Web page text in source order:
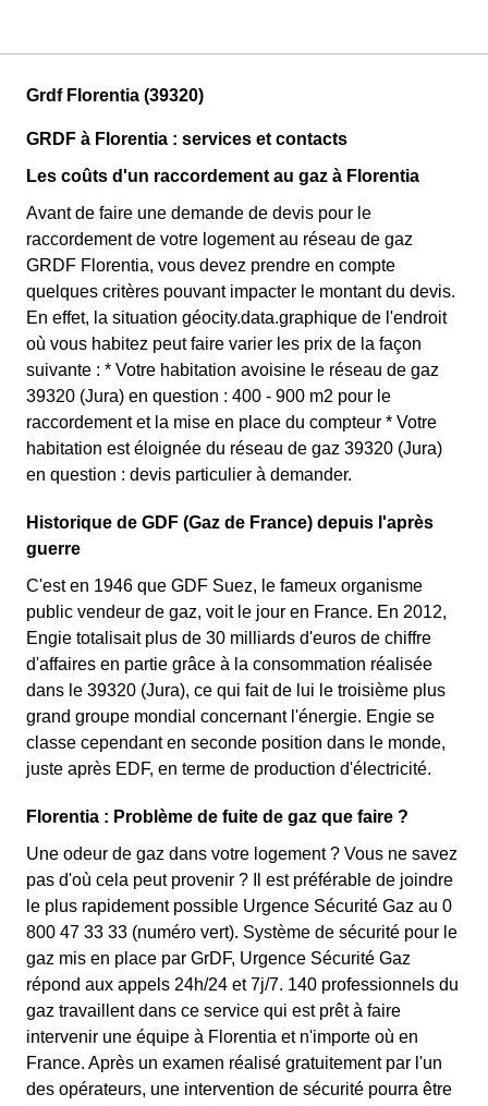
Grdf Florentia (39320)
GRDF à Florentia : services et contacts
Les coûts d'un raccordement au gaz à Florentia
Avant de faire une demande de devis pour le
raccordement de votre logement au réseau de gaz
GRDF Florentia, vous devez prendre en compte
quelques critères pouvant impacter le montant du devis.
En effet, la situation géocity.data.graphique de l'endroit
où vous habitez peut faire varier les prix de la façon
suivante : * Votre habitation avoisine le réseau de gaz
39320 (Jura) en question : 400 - 900 m2 pour le
raccordement et la mise en place du compteur * Votre
habitation est éloignée du réseau de gaz 39320 (Jura)
en question : devis particulier à demander.
Historique de GDF (Gaz de France) depuis l'après
guerre
C'est en 1946 que GDF Suez, le fameux organisme
public vendeur de gaz, voit le jour en France. En 2012,
Engie totalisait plus de 30 milliards d'euros de chiffre
d'affaires en partie grâce à la consommation réalisée
dans le 39320 (Jura), ce qui fait de lui le troisième plus
grand groupe mondial concernant l'énergie. Engie se
classe cependant en seconde position dans le monde,
juste après EDF, en terme de production d'électricité.
Florentia : Problème de fuite de gaz que faire ?
Une odeur de gaz dans votre logement ? Vous ne savez
pas d'où cela peut provenir ? Il est préférable de joindre
le plus rapidement possible Urgence Sécurité Gaz au 0
800 47 33 33 (numéro vert). Système de sécurité pour le
gaz mis en place par GrDF, Urgence Sécurité Gaz
répond aux appels 24h/24 et 7j/7. 140 professionnels du
gaz travaillent dans ce service qui est prêt à faire
intervenir une équipe à Florentia et n'importe où en
France. Après un examen réalisé gratuitement par l'un
des opérateurs, une intervention de sécurité pourra être